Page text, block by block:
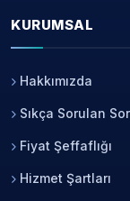
KURUMSAL
Hakkımızda
Sıkça Sorulan
Fiyat Şeffaflığı
Hizmet Şartları